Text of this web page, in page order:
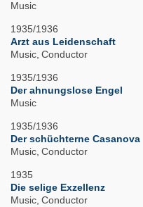
Music
1935/1936
Arzt aus Leidenschaft
Music Conductor
1935/1936
Der ahnungslose Engel
Music
1935/1936
Der schüchterne Casanova
Music Conductor
1935
Die selige Exzellenz
Music Conductor